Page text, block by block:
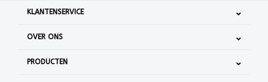
KLANTENSERVICE
OVER ONS
PRODUCTEN